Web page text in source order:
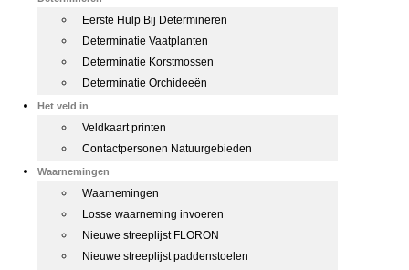
Eerste Hulp Bij Determineren
Determinatie Vaatplanten
Determinatie Korstmossen
Determinatie Orchideeën
Het veld in
Veldkaart printen
Contactpersonen Natuurgebieden
Waarnemingen
Waarnemingen
Losse waarneming invoeren
Nieuwe streeplijst FLORON
Nieuwe streeplijst paddenstoelen